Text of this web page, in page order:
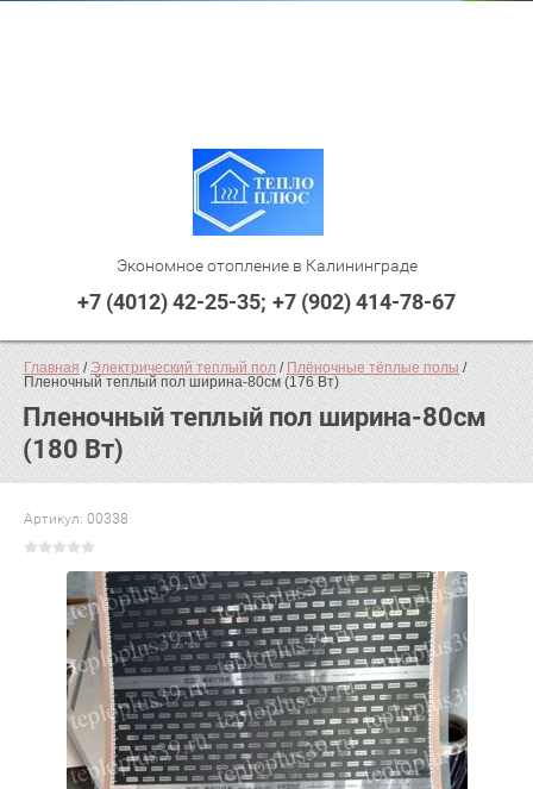
Экономное отопление в Калининграде
+7 (4012) 42-25-35 +7 (902) 414-78-67
Главная / Электрический теплый пол / Плёночные тёплые полы /
Пленочный теплый пол ширина-80см (176 Вт)
Пленочный теплый пол ширина-80см
(180 Вт)
Артикул: 00338